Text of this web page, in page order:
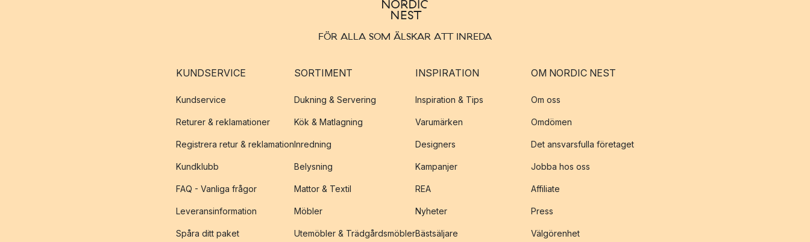
FÖR ALLA SOM ÄLSKAR ATT INREDA
KUNDSERVICE
Kundservice
Returer & reklamationer
Registrera retur & reklamation
Kundklubb
FAQ - Vanliga frågor
Leveransinformation
Spåra ditt paket
SORTIMENT
Dukning & Servering
Kök & Matlagning
Inredning
Belysning
Mattor & Textil
Möbler
Utemöbler & Trädgårdsmöbler
INSPIRATION
Inspiration & Tips
Varumärken
Designers
Kampanjer
REA
Nyheter
Bästsäljare
OM NORDIC NEST
Om oss
Omdömen
Det ansvarsfulla företaget
Jobba hos oss
Affiliate
Press
Välgörenhet